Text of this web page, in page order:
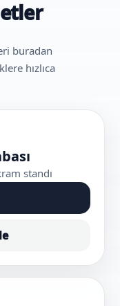
buradan
hızlıca
standı